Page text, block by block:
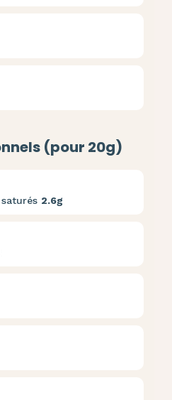
(pour 20g)
2.6g